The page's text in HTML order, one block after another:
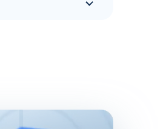
а в кафетериях
марки АИ-95+ и